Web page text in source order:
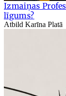
Izmaiņas
līgums?
Atbild Karīna Platā